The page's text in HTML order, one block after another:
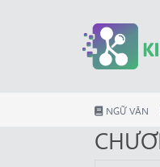
NGỮ VĂN